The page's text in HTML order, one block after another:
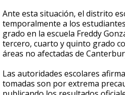
Ante esta situación, el distrito
temporalmente a los
grado en la escuela Freddy
tercero, cuarto y quinto grado
áreas no afectadas de
Las autoridades escolares
tomadas son por extrema